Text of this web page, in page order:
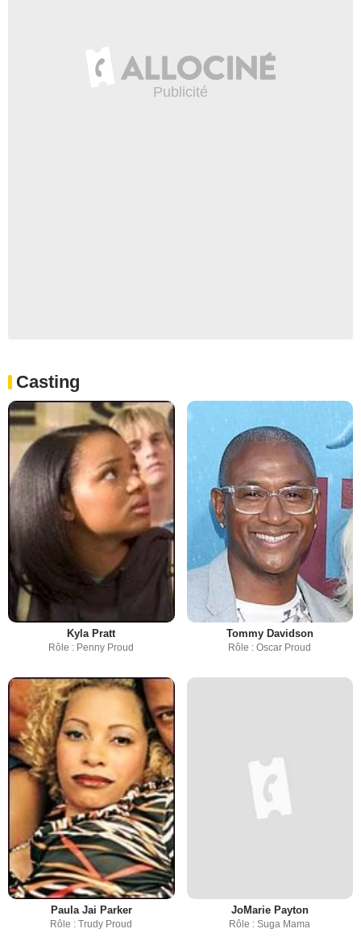
Casting
Kyla Pratt
Rôle : Penny Proud
Tommy Davidson
Rôle : Oscar Proud
Paula Jai Parker
Rôle : Trudy Proud
JoMarie Payton
Rôle : Suga Mama